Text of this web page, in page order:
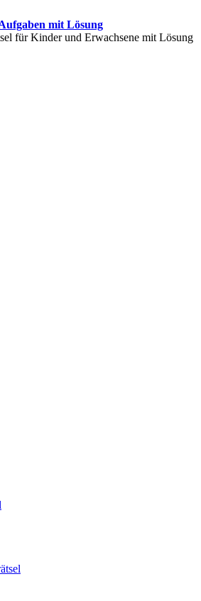
mit Lösung
für Kinder und Erwachsene mit Lösung